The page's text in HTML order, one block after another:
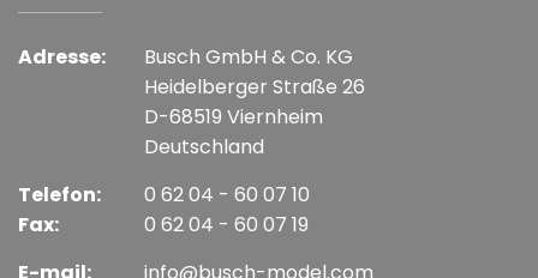
Adresse:
Busch GmbH & Co. KG
Heidelberger Straße 26
D-68519 Viernheim
Deutschland
Telefon:
Fax:
0 62 04 - 60 07 10
0 62 04 - 60 07 19
E-mail:
info@busch-model.com